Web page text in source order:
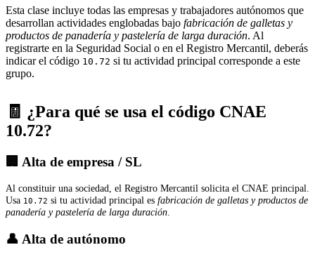
Esta clase incluye todas las empresas y trabajadores autónomos que
desarrollan actividades englobadas bajo fabricación de galletas y
productos de panadería y pastelería de larga duración. Al
registrarte en la Seguridad Social o en el Registro Mercantil, deberás
indicar el código 10.72 si tu actividad principal corresponde a este
grupo.
🧾 ¿Para qué se usa el código CNAE
10.72?
🏢 Alta de empresa / SL
Al constituir una sociedad, el Registro Mercantil solicita el CNAE principal.
Usa 10.72 si tu actividad principal es fabricación de galletas y productos de
panadería y pastelería de larga duración.
👤 Alta de autónomo